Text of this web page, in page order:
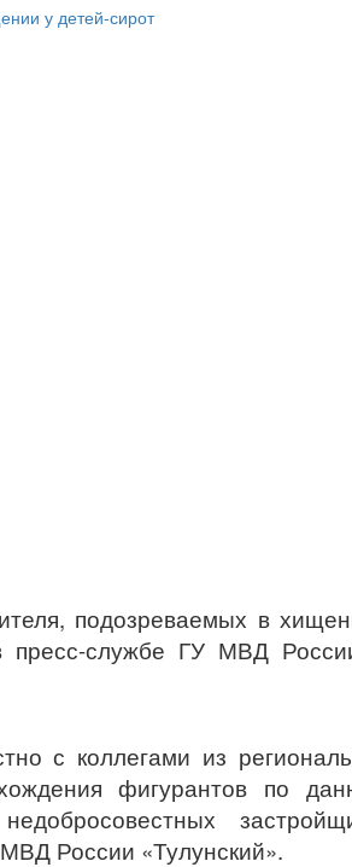
подозреваемых в
пресс-службе ГУ МВД
с коллегами из
фигурантов по
России «Тулунский».